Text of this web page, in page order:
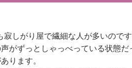
しがり屋で繊細な人が多いのです
がずっとしゃっべっている状態
ります。